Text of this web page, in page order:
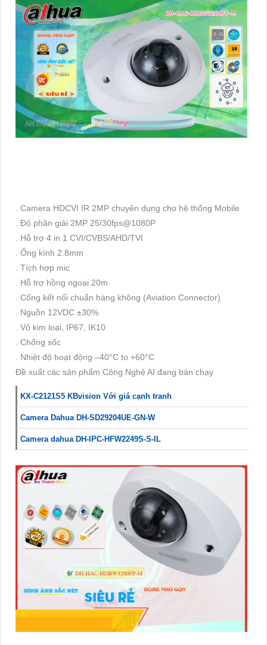
. Camera HDCVI IR 2MP chuyên dụng cho hệ thống Mobile
. Độ phân giải 2MP 25/30fps@1080P
. Hỗ trợ 4 in 1 CVI/CVBS/AHD/TVI
. Ống kính 2.8mm
. Tích hợp mic
. Hỗ trợ hồng ngoại 20m
. Cổng kết nối chuẩn hàng không (Aviation Connector)
. Nguồn 12VDC ±30%
. Vỏ kim loại, IP67, IK10
. Chống sốc
. Nhiệt độ hoạt động –40°C to +60°C
Đề xuất các sản phẩm Công Nghệ AI đang bán chạy
KX-C2121S5 KBvision Với giá cạnh tranh
Camera Dahua DH-SD29204UE-GN-W
Camera dahua DH-IPC-HFW2249S-S-IL